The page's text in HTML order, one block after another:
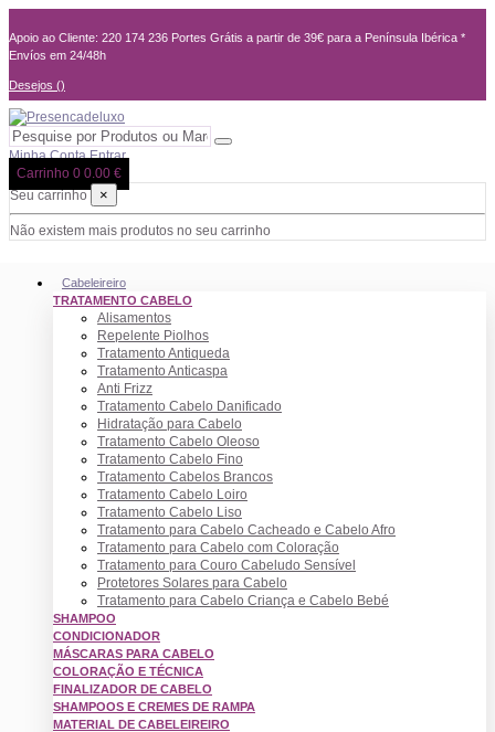
Apoio ao Cliente: 220 174 236 Portes Grátis a partir de 39€ para a Península Ibérica *
Envíos em 24/48h
Desejos ()
Minha Conta Entrar
Carrinho 0 0.00 €
Seu carrinho
×
Não existem mais produtos no seu carrinho
Cabeleireiro
TRATAMENTO CABELO
Alisamentos
Repelente Piolhos
Tratamento Antiqueda
Tratamento Anticaspa
Anti Frizz
Tratamento Cabelo Danificado
Hidratação para Cabelo
Tratamento Cabelo Oleoso
Tratamento Cabelo Fino
Tratamento Cabelos Brancos
Tratamento Cabelo Loiro
Tratamento Cabelo Liso
Tratamento para Cabelo Cacheado e Cabelo Afro
Tratamento para Cabelo com Coloração
Tratamento para Couro Cabeludo Sensível
Protetores Solares para Cabelo
Tratamento para Cabelo Criança e Cabelo Bebé
SHAMPOO
CONDICIONADOR
MÁSCARAS PARA CABELO
COLORAÇÃO E TÉCNICA
FINALIZADOR DE CABELO
SHAMPOOS E CREMES DE RAMPA
MATERIAL DE CABELEIREIRO